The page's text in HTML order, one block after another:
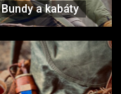
Bundy a kabáty